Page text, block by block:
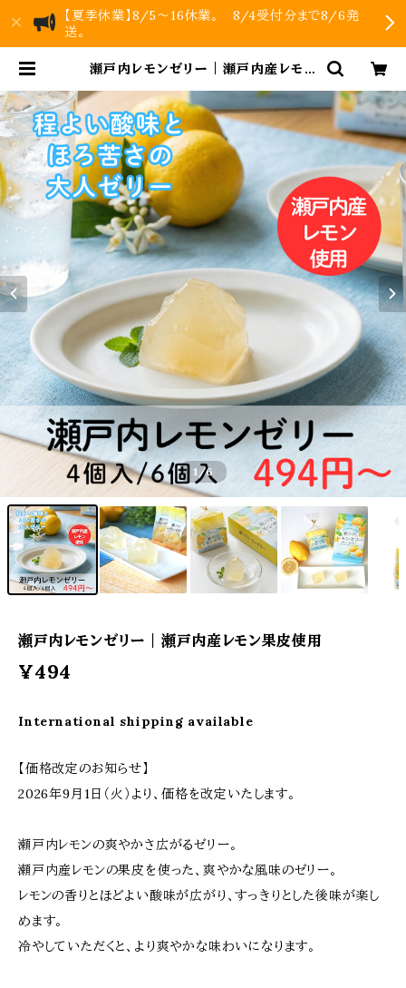
【夏季休業】8/5～16休業。 8/4受付分まで8/6発
送。
瀬戸内レモンゼリー｜瀬戸内産レモン
公式オンラインストア
1 /6
瀬戸内レモンゼリー｜瀬戸内産レモン果皮使用
¥494
International shipping available
【価格改定のお知らせ】
2026年9月1日（火）より、価格を改定いたします。
瀬戸内レモンの爽やかさ広がるゼリー。
瀬戸内産レモンの果皮を使った、爽やかな風味のゼリー。
レモンの香りとほどよい酸味が広がり、すっきりとした後味が楽し
めます。
冷やしていただくと、より爽やかな味わいになります。